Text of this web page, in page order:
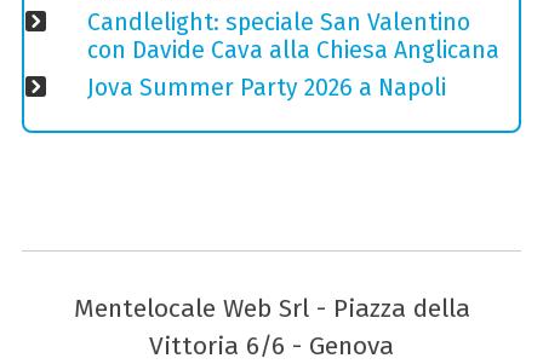
Candlelight: speciale San Valentino
con Davide Cava alla Chiesa Anglicana
Jova Summer Party 2026 a Napoli
Mentelocale Web Srl - Piazza della
Vittoria 6/6 - Genova